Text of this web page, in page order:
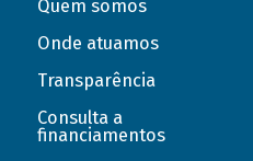
Quem somos
Onde atuamos
Transparência
Consulta a
financiamentos